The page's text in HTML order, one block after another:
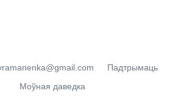
Падтрымаць
Моўная даведка